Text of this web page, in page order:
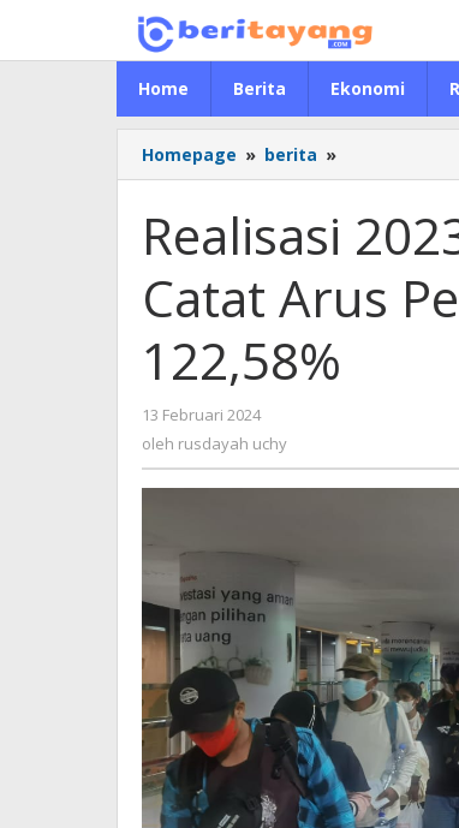
konten
Home Berita Ekonomi
Homepage » berita »
2023,
Makassar
Catat
Penumpang
Realisasi
Catat Arus
122,58%
13 Februari 2024
rusdayah
uchy
oleh rusdayah uchy